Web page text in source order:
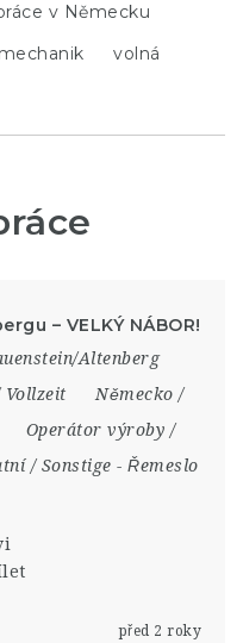
v Německu
volná
– VELKÝ NÁBOR!
Altenberg
Vollzeit
Německo /
Operátor výroby /
/ Sonstige - Řemeslo
před 2 roky